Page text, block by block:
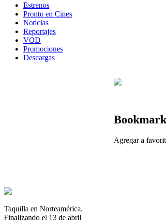
Estrenos
Pronto en Cines
Noticias
Reportajes
VOD
Promociones
Descargas
Taquilla en Norteamérica.
Finalizando el 13 de abril
Agregar a